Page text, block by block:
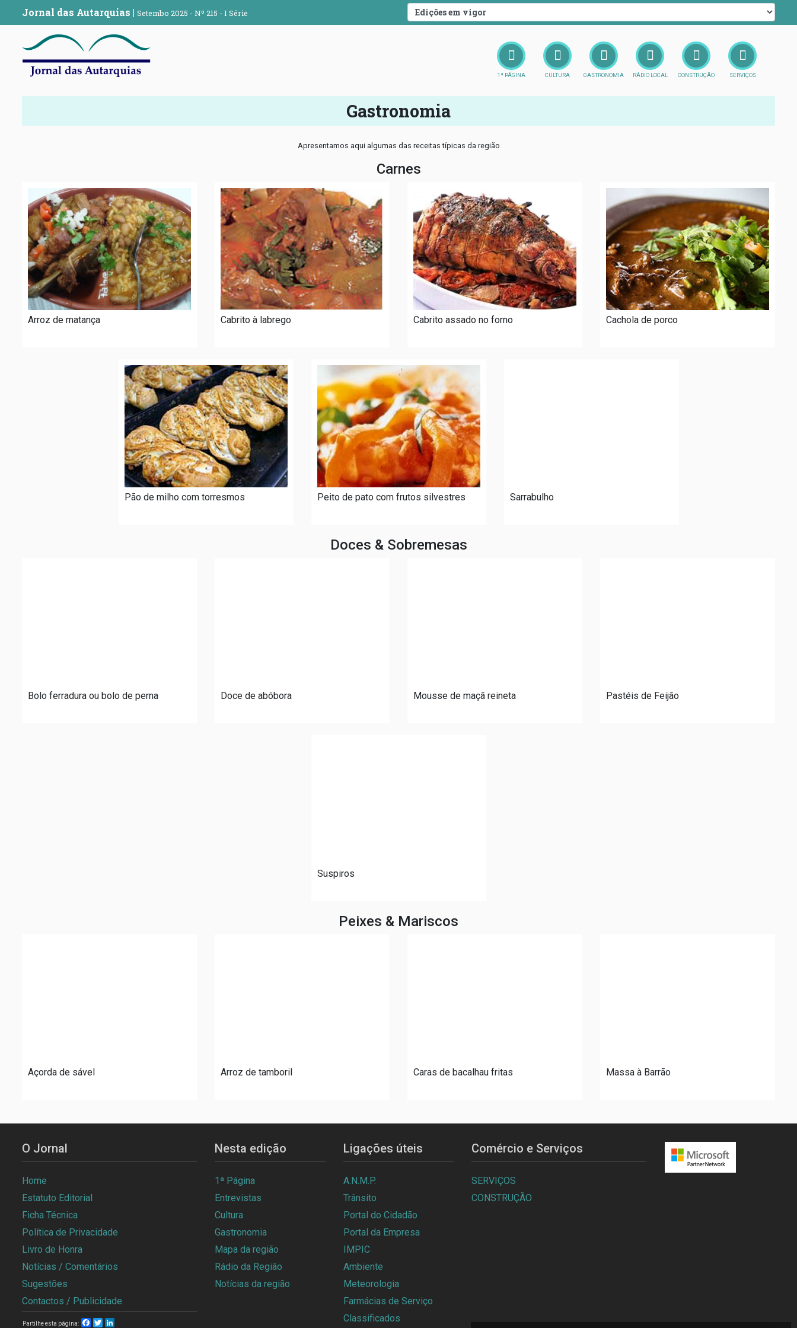
Jornal das Autarquias | Setembo 2025 - Nº 215 - I Série
1ª PÁGINA CULTURA GASTRONOMIA RÁDIO LOCAL CONSTRUÇÃO SERVIÇOS
Gastronomia
Apresentamos aqui algumas das receitas típicas da região
Carnes
Arroz de matança Cabrito à labrego Cabrito assado no forno Cachola de porco
Pão de milho com torresmos Peito de pato com frutos silvestres Sarrabulho
Doces & Sobremesas
Bolo ferradura ou bolo de perna Doce de abóbora Mousse de maçã reineta Pastéis de Feijão
Suspiros
Peixes & Mariscos
Açorda de sável Arroz de tamboril Caras de bacalhau fritas Massa à Barrão
O Jornal
Home
Estatuto Editorial
Ficha Técnica
Política de Privacidade
Livro de Honra
Notícias / Comentários
Sugestões
Contactos / Publicidade
Partilhe esta página: Facebook
Twitter
Nesta edição
1ª Página
Entrevistas
Cultura
Gastronomia
Mapa da região
Rádio da Região
Notícias da região
Ligações úteis
A.N.M.P.
Trânsito
Portal do Cidadão
Portal da Empresa
IMPIC
Ambiente
Meteorologia
Farmácias de Serviço
Classificados
Comércio e Serviços
SERVIÇOS
CONSTRUÇÃO